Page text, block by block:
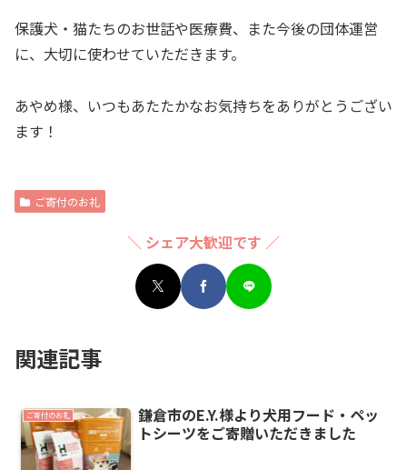
保護犬・猫たちのお世話や医療費、また今後の団体運営
に、大切に使わせていただきます。
あやめ様、いつもあたたかなお気持ちをありがとうござい
ます！
ご寄付のお礼
＼ シェア大歓迎です ／
関連記事
ご寄付のお礼
鎌倉市のE.Y.様より犬用フード・ペッ
トシーツをご寄贈いただきました